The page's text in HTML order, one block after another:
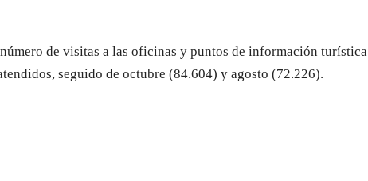
de visitas a las oficinas y puntos de información turística
seguido de octubre (84.604) y agosto (72.226).